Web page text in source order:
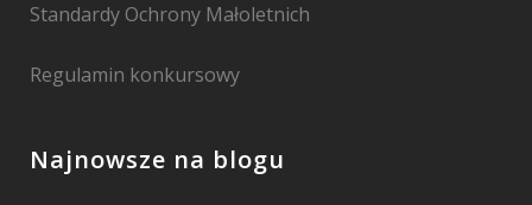
Standardy Ochrony Małoletnich
Regulamin konkursowy
Najnowsze na blogu